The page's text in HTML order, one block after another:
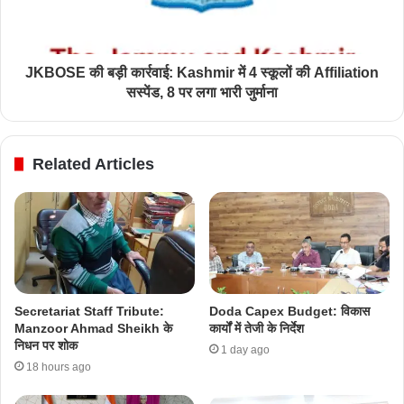
JKBOSE की बड़ी कार्रवाई: Kashmir में 4 स्कूलों की Affiliation
सस्पेंड, 8 पर लगा भारी जुर्माना
Related Articles
Secretariat Staff Tribute:
Manzoor Ahmad Sheikh के
निधन पर शोक
18 hours ago
Doda Capex Budget: विकास
कार्यों में तेजी के निर्देश
1 day ago